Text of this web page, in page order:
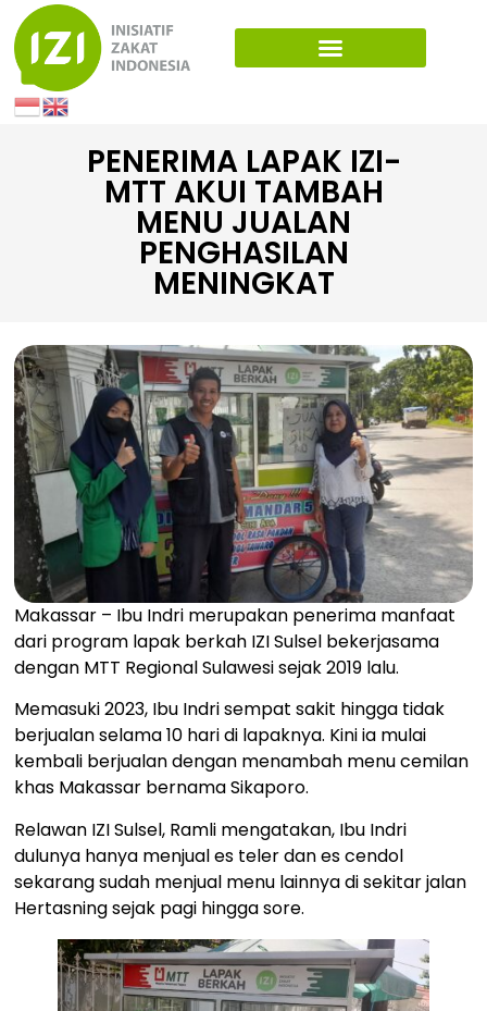
PENERIMA LAPAK IZI-
MTT AKUI TAMBAH
MENU JUALAN
PENGHASILAN
MENINGKAT
Makassar – Ibu Indri merupakan penerima manfaat
dari program lapak berkah IZI Sulsel bekerjasama
dengan MTT Regional Sulawesi sejak 2019 lalu.
Memasuki 2023, Ibu Indri sempat sakit hingga tidak
berjualan selama 10 hari di lapaknya. Kini ia mulai
kembali berjualan dengan menambah menu cemilan
khas Makassar bernama Sikaporo.
Relawan IZI Sulsel, Ramli mengatakan, Ibu Indri
dulunya hanya menjual es teler dan es cendol
sekarang sudah menjual menu lainnya di sekitar jalan
Hertasning sejak pagi hingga sore.